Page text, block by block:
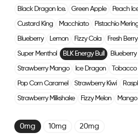
Black Dragon Ice. Green Apple Peach
Custard King Macchiato Pistachio
Blueberry Lemon Fizzy Cola Fresh Berry
Super Menthol BLK Energy Bull Blueberry
Strawberry Mango Ice Dragon
Pop Corn Caramel Strawberry Kiwi
Strawberry Milkshake Fizzy Melon Mango
0mg 10mg 20mg